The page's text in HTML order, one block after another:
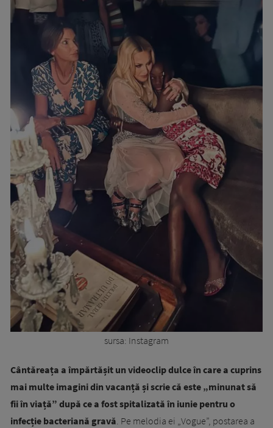
sursa: Instagram
Cântăreața a împărtășit un videoclip dulce în care a cuprins
mai multe imagini din vacanță și scrie că este „minunat să
fii în viață” după ce a fost spitalizată în iunie pentru o
infecție bacteriană gravă. Pe melodia ei „Vogue”, postarea a